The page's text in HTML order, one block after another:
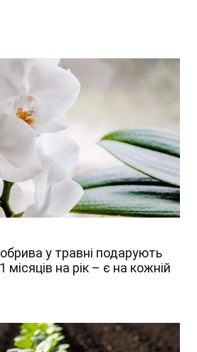
у травні подарують
місяців на рік – є на кожній